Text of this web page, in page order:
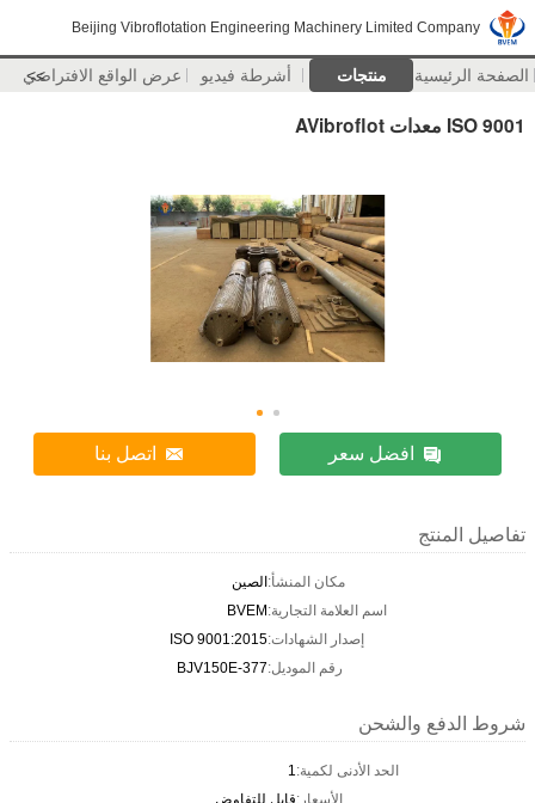
Beijing Vibroflotation Engineering Machinery Limited Company
الصفحة الرئيسية منتجات أشرطة فيديو عرض الواقع الافتراضي
>>
ISO 9001 معدات AVibroflot
افضل سعر اتصل بنا
تفاصيل المنتج
مكان المنشأ:الصين
اسم العلامة التجارية:BVEM
إصدار الشهادات:ISO 9001:2015
رقم الموديل:BJV150E-377
شروط الدفع والشحن
الحد الأدنى لكمية:1
الأسعار:قابل للتفاوض